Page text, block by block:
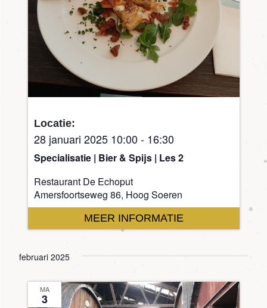
28 januari 2025 10:00 - 16:30
Specialisatie | Bier & Spijs | Les 2
Locatie:
Restaurant De Echoput
Amersfoortseweg 86, Hoog Soeren
MEER INFORMATIE
februari 2025
MA
3